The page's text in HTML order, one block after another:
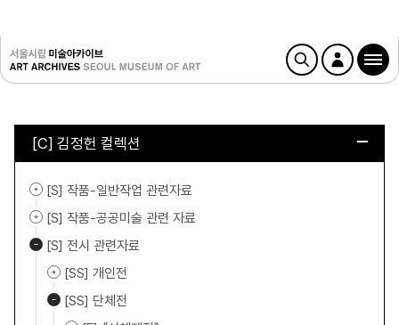
[C] 김정헌 컬렉션
[S] 작품-일반작업 관련자료
[S] 작품-공공미술 관련 자료
[S] 전시 관련자료
[SS] 개인전
[SS] 단체전